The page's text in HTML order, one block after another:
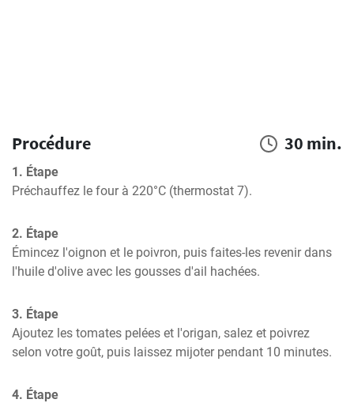
Procédure 30 min.
1. Étape
Préchauffez le four à 220°C (thermostat 7).
2. Étape
Émincez l'oignon et le poivron, puis faites-les revenir dans
l'huile d'olive avec les gousses d'ail hachées.
3. Étape
Ajoutez les tomates pelées et l'origan, salez et poivrez
selon votre goût, puis laissez mijoter pendant 10 minutes.
4. Étape